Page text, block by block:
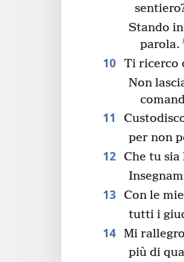
Stando
parola.
10 Ti ricerco
Non
11
per non
12 Che tu sia
13
Con le
tutti i
14 Mi
più di